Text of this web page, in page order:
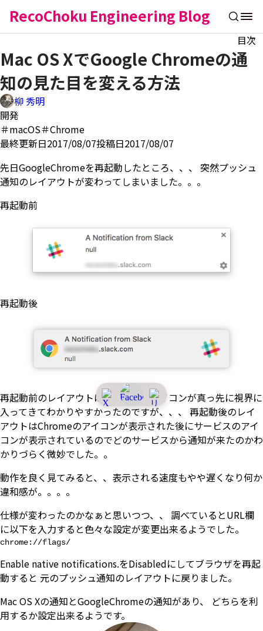
RecoChoku Engineering Blog
目次
Mac OS XでGoogle Chromeの通
知の見た目を変える方法
柳 秀明
開発
＃macOS＃Chrome
最終更新日2017/08/07投稿日2017/08/07
先日GoogleChromeを再起動したところ、、、 突然プッシュ
通知のレイアウトが変わってしまいました。。。
再起動前
再起動後
再起動前のレイアウトはサービスのアイコンが真っ先に視界に
入ってきてわかりやすかったのですが、、、 再起動後のレイ
アウトはChromeのアイコンが表示された後にサービスのアイ
コンが表示されているのでどのサービスから通知が来たのかわ
かりづらく微妙でした。。
動作を良く見てみると、、表示される速度もやや遅くなり何か
違和感が。。。。
仕様が変わったのかなぁと思いつつ、、 調べているとURL欄
に以下を入力すると色々な設定が変更出来るようでした。
Enable native notifications.をDisabledにしてブラウザを再起
動すると 元のプッシュ通知のレイアウトに戻りました。
Mac OS Xの通知とGoogleChromeの通知があり、 どちらを利
用するか設定出来るようです。